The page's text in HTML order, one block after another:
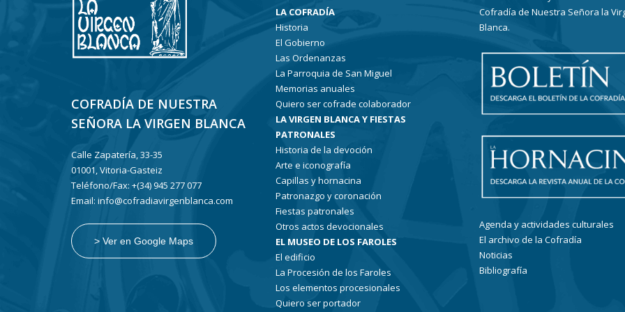
COFRADÍA DE NUESTRA
SEÑORA LA VIRGEN BLANCA
Calle Zapatería, 33-35
01001, Vitoria-Gasteiz
Teléfono/Fax: +(34) 945 277 077
Email: info@cofradiavirgenblanca.com
> Ver en Google Maps
LA COFRADÍA
Historia
El Gobierno
Las Ordenanzas
La Parroquia de San Miguel
Memorias anuales
Quiero ser cofrade colaborador
LA VIRGEN BLANCA Y FIESTAS
PATRONALES
Historia de la devoción
Arte e iconografía
Capillas y hornacina
Patronazgo y coronación
Fiestas patronales
Otros actos devocionales
EL MUSEO DE LOS FAROLES
El edificio
La Procesión de los Faroles
Los elementos procesionales
Quiero ser portador
Cofradía de Nuestra Señora la
Blanca.
Agenda y actividades culturales
El archivo de la Cofradía
Noticias
Bibliografía